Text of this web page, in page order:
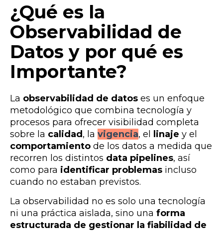
¿Qué es la
Observabilidad de
Datos y por qué es
Importante?
La observabilidad de datos es un enfoque
metodológico que combina tecnología y
procesos para ofrecer visibilidad completa
sobre la calidad , la vigencia, el linaje y el
comportamiento de los datos a medida que
recorren los distintos data pipelines, así
como para identificar problemas incluso
cuando no estaban previstos.
La observabilidad no es solo una tecnología
ni una práctica aislada, sino una forma
estructurada de gestionar la fiabilidad de